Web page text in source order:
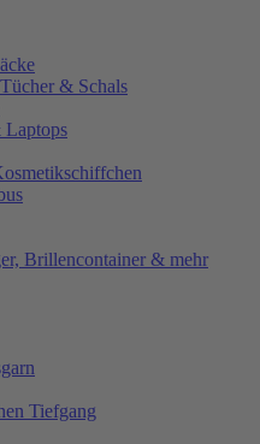
& Schals
Laptops
Brillencontainer & mehr
Tiefgang